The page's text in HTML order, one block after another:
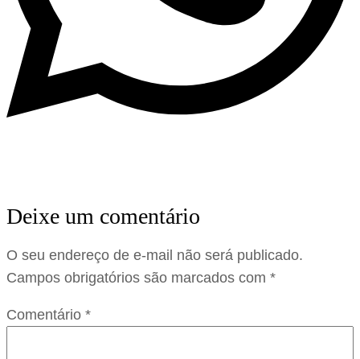
Deixe um comentário
O seu endereço de e-mail não será publicado.
Campos obrigatórios são marcados com *
Comentário *